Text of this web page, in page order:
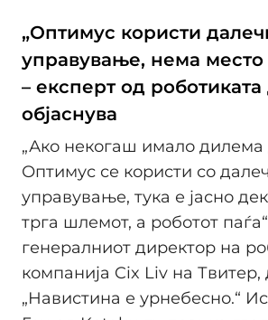
„Оптимус користи
управување, нема
– експерт од
објаснува
„Ако некогаш имало дилема
Оптимус се користи со
управување, тука е јасно
трга шлемот, а роботот
генералниот директор на
компанија Cix Liv на Твитер,
„Навистина е урнебесно.“